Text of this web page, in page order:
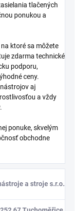
tlačených
ponukou a
ktoré sa môžete
zdarma technické
podporu,
ceny.
aj
a vždy
ponuke, skvelým
obchodne
a stroje s.r.o.